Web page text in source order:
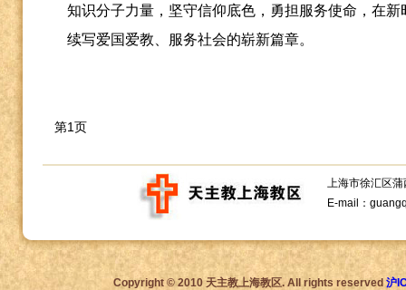
知识分子力量，坚守信仰底色，勇担服务使命，在
续写爱国爱教、服务社会的崭新篇章。
第1页
上海市徐汇区
E-mail：
Copyright © 2010 天主教上海教区. All rights reserved 沪